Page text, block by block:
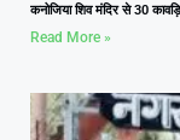
कनोजिया शिव मंदिर से 30
Read More »